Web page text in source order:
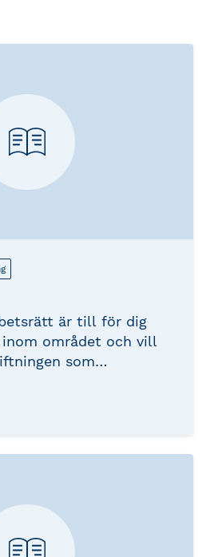
är till för dig
inom området och vill
som
får du i ditt dagliga
kan uppstå på en